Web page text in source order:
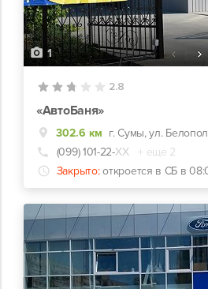
1
2.8
«АвтоБаня»
302.6 км г. Сумы, ул.
(099) 101-22-ХХ
+ еще 2
Закрыто: откроется в СБ в